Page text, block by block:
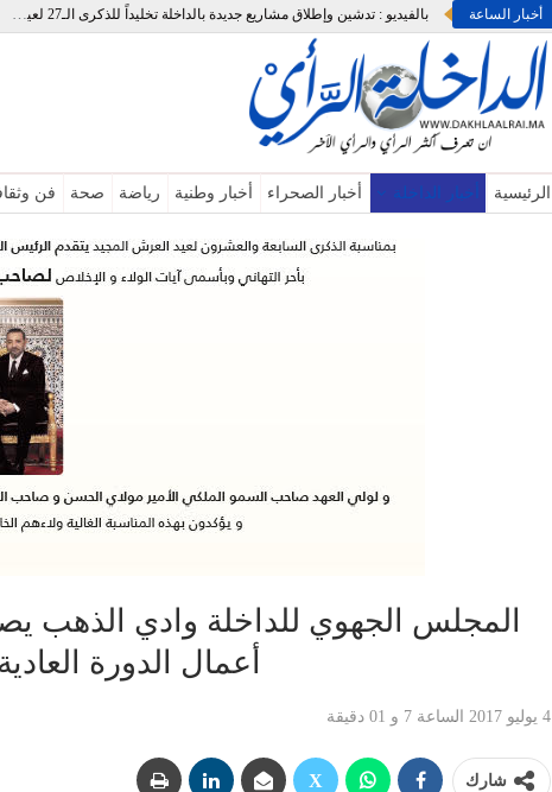
أخبار الساعة بالفيديو : تدشين وإطلاق مشاريع جديدة بالداخلة تخليداً للذكرى الـ27 لعيد العرش
الرئيسية أخبار الداخلة أخبار الصحراء أخبار وطنية رياضة صحة فن
المجلس الجهوي للداخلة وادي الذهب
أعمال الدورة
4 يوليو 2017 الساعة 7 و 01 دقيقة
شارك